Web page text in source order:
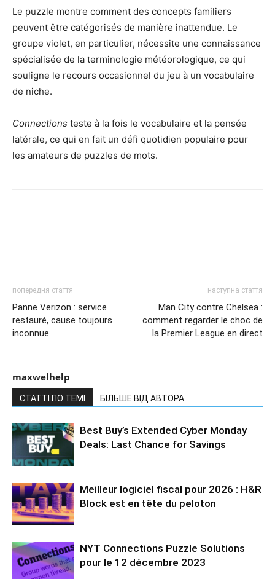
Le puzzle montre comment des concepts familiers
peuvent être catégorisés de manière inattendue. Le
groupe violet, en particulier, nécessite une connaissance
spécialisée de la terminologie météorologique, ce qui
souligne le recours occasionnel du jeu à un vocabulaire
de niche.
Connections teste à la fois le vocabulaire et la pensée
latérale, ce qui en fait un défi quotidien populaire pour
les amateurs de puzzles de mots.
попередня стаття
Panne Verizon : service
restauré, cause toujours
inconnue
наступна стаття
Man City contre Chelsea :
comment regarder le choc de
la Premier League en direct
maxwelhelp
СТАТТІ ПО ТЕМІ БІЛЬШЕ ВІД АВТОРА
Best Buy’s Extended Cyber Monday
Deals: Last Chance for Savings
Meilleur logiciel fiscal pour 2026 : H&R
Block est en tête du peloton
NYT Connections Puzzle Solutions
pour le 12 décembre 2023